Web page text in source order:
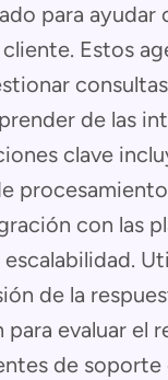
para ayudar
Estos
de las
clave
con las
de la
evaluar el
de soporte